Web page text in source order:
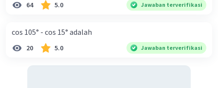
64 5.0 Jawaban terverifikasi
cos 105° - cos 15° adalah
20 5.0 Jawaban terverifikasi